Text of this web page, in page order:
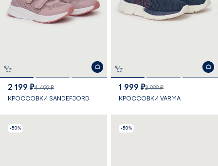
2 199 ₽4 499 ₽
КРОССОВКИ SANDEFJORD
1 999 ₽3 999 ₽
КРОССОВКИ VARMA
-50% -50%